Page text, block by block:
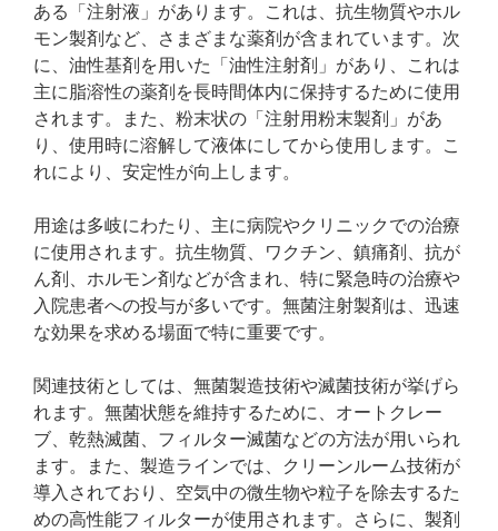
ある「注射液」があります。これは、抗生物質やホル
モン製剤など、さまざまな薬剤が含まれています。次
に、油性基剤を用いた「油性注射剤」があり、これは
主に脂溶性の薬剤を長時間体内に保持するために使用
されます。また、粉末状の「注射用粉末製剤」があ
り、使用時に溶解して液体にしてから使用します。こ
れにより、安定性が向上します。
用途は多岐にわたり、主に病院やクリニックでの治療
に使用されます。抗生物質、ワクチン、鎮痛剤、抗が
ん剤、ホルモン剤などが含まれ、特に緊急時の治療や
入院患者への投与が多いです。無菌注射製剤は、迅速
な効果を求める場面で特に重要です。
関連技術としては、無菌製造技術や滅菌技術が挙げら
れます。無菌状態を維持するために、オートクレー
ブ、乾熱滅菌、フィルター滅菌などの方法が用いられ
ます。また、製造ラインでは、クリーンルーム技術が
導入されており、空気中の微生物や粒子を除去するた
めの高性能フィルターが使用されます。さらに、製剤